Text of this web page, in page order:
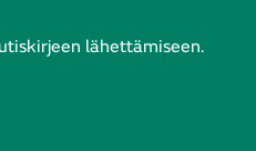
lähettämiseen.